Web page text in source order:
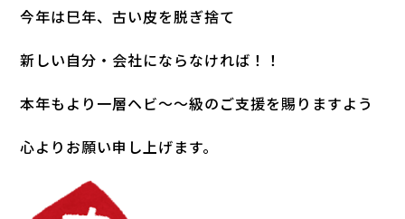
今年は巳年、古い皮を脱ぎ捨て
新しい自分・会社にならなければ！！
本年もより一層ヘビ～～級のご支援を賜りますよう
心よりお願い申し上げます。